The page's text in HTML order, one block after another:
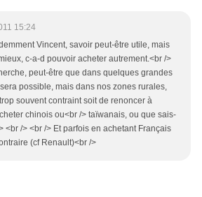
15:24
Vincent, savoir peut-être utile, mais
c-a-d pouvoir acheter autrement.<br />
peut-être que dans quelques grandes
possible, mais dans nos zones rurales,
souvent contraint soit de renoncer à
chinois ou<br /> taïwanais, ou que sais-
<br /> <br /> Et parfois en achetant Français
(cf Renault)<br />